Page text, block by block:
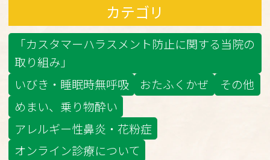
カテゴリ
「カスタマーハラスメント防止に関する当院の
取り組み」
いびき・睡眠時無呼吸
おたふくかぜ
その他
めまい、乗り物酔い
アレルギー性鼻炎・花粉症
オンライン診療について